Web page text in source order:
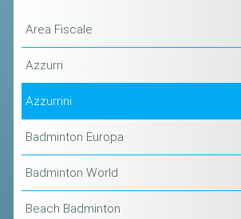
Area Fiscale
Azzurri
Azzurrini
Badminton Europa
Badminton World
Beach Badminton
ACCEDI AL
MODULI
AFFILIARE UN ESD
GARE ED EVENTI